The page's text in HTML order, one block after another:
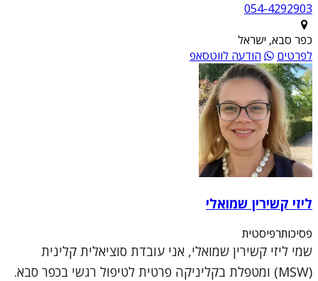
054-4292903
כפר סבא, ישראל
לפרטים
הודעה לווטסאפ
ליזי קשירין שמואלי
פסיכותרפיסטית
שמי ליזי קשירין שמואלי, אני עובדת סוציאלית קלינית
(MSW) ומטפלת בקליניקה פרטית לטיפול רגשי בכפר סבא.